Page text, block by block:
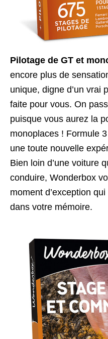
Pilotage de GT et
encore plus de
unique, digne d’un vrai
faite pour vous. On
puisque vous aurez la
monoplaces ! Formule
une toute nouvelle
Bien loin d’une voiture
conduire, Wonderbox
moment d’exception
dans votre mémoire.